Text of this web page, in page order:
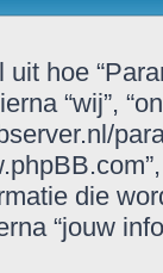
hoe
“wij”,
die
“jouw